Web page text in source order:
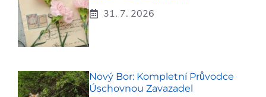
31. 7. 2026
Nový Bor: Kompletní Průvodce
Úschovnou Zavazadel